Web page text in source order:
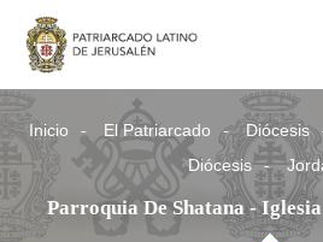
Inicio El Patriarcado Diócesis
Diócesis
Parroquia De Shatana -